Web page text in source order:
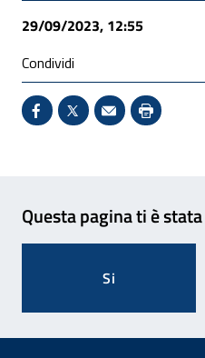
29/09/2023, 12:55
Condividi
Condividi su
X - Sito esterno -
Invio Mail:
Stampa
Questa pagina ti è
Si